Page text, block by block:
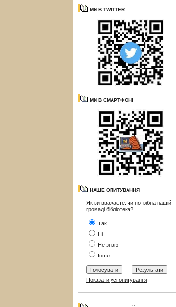
МИ В TWITTER
МИ В СМАРТФОНІ
НАШЕ ОПИТУВАННЯ
Як ви вважаєте, чи потрібна нашій
громаді бібліотека?
Так
Ні
Не знаю
Інше
Показати усі опитування